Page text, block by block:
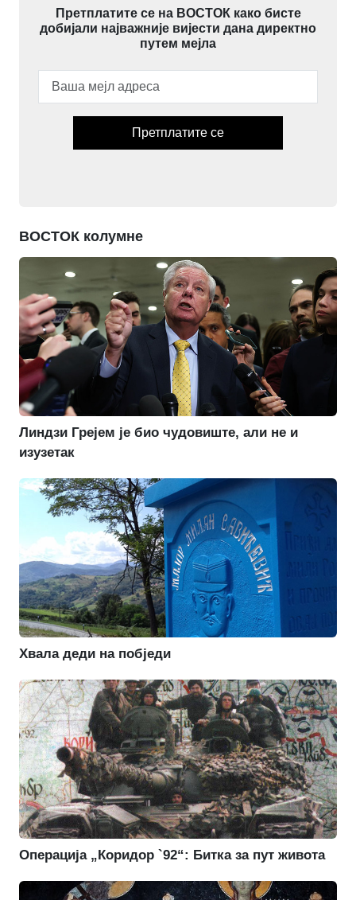
Претплатите се на ВОСТОК како бисте
добијали најважније вијести дана директно
путем мејла
Претплатите се
ВОСТОК колумне
Линдзи Грејем је био чудовиште, али не и
изузетак
Хвала деди на побједи
Операција „Коридор `92“: Битка за пут живота